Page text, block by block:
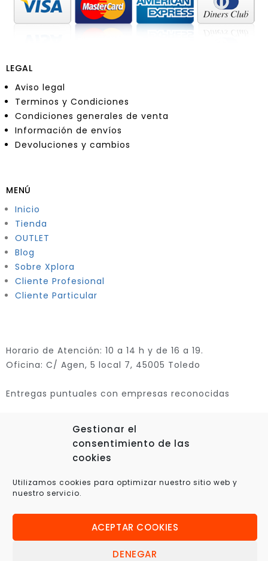
Gestionar el
consentimiento de las
cookies
Utilizamos cookies para optimizar nuestro sitio web y
nuestro servicio.
ACEPTAR COOKIES
DENEGAR
LEGAL
Aviso legal
Terminos y Condiciones
Condiciones generales de venta
Información de envíos
Devoluciones y cambios
MENÚ
Inicio
Tienda
OUTLET
Blog
Sobre Xplora
Cliente Profesional
Cliente Particular
Horario de Atención: 10 a 14 h y de 16 a 19.
Oficina: C/ Agen, 5 local 7, 45005 Toledo
Entregas puntuales con empresas reconocidas
© 2025 Xplora360 – Robótica Educativa, Ciencia y
Tecnología